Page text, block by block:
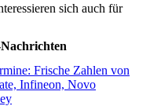
sich auch für
Frische Zahlen von
Infineon, Novo